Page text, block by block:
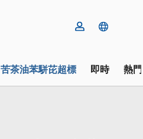
苦茶油苯駢芘超標 即時 熱